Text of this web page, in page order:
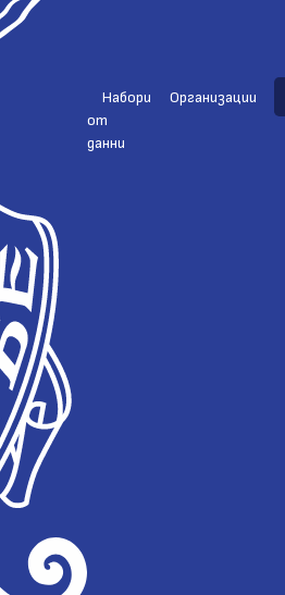
Набори
от
данни
Организации